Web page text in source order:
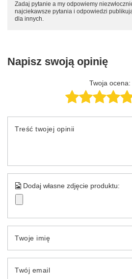
Zadaj pytanie a my odpowiemy
najciekawsze pytania i odpowiedzi
dla innych.
Napisz swoją opinię
Twoja ocena:
Treść twojej opinii
Dodaj własne zdjęcie produktu:
Twoje imię
Twój email